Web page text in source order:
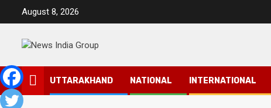
August 8, 2026
UTTARAKHAND NATIONAL INTERNATIONAL